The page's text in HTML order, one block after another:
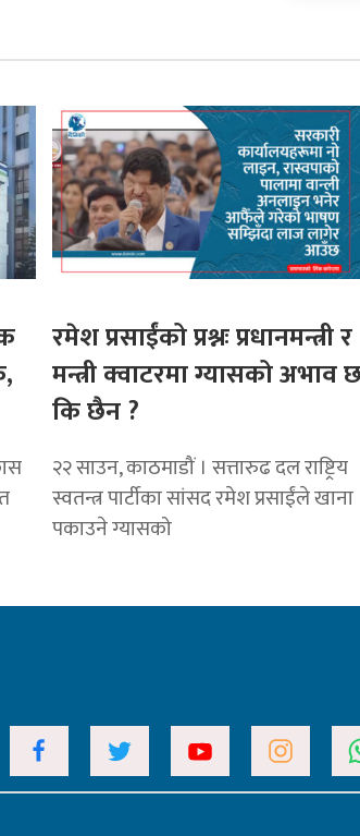
रमेश प्रसाईंको प्रश्नः प्रधानमन्त्री र
मन्त्री क्वाटरमा ग्यासको अभाव
कि छैन ?
२२ साउन, काठमाडौं । सत्तारुढ दल राष्ट्रिय
स्वतन्त्र पार्टीका सांसद रमेश प्रसाईंले खाना
पकाउने ग्यासको